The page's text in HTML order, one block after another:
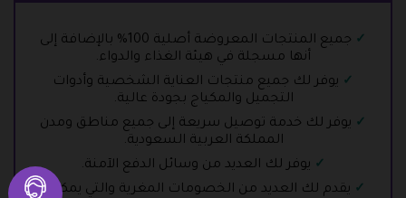
جميع المنتجات المعروضة أصلية 100% بالإضافة إلى
أنها مسجلة في هيئة الغذاء والدواء.
يوفر لك جميع منتجات العناية الشخصية وأدوات
التجميل والمكياج بجودة عالية.
يوفر لك خدمة توصيل سريعة إلى جميع مناطق ومدن
المملكة العربية السعودية.
يوفر لك العديد من وسائل الدفع الآمنة.
يقدم لك العديد من الخصومات المغرية والتي يمكنك